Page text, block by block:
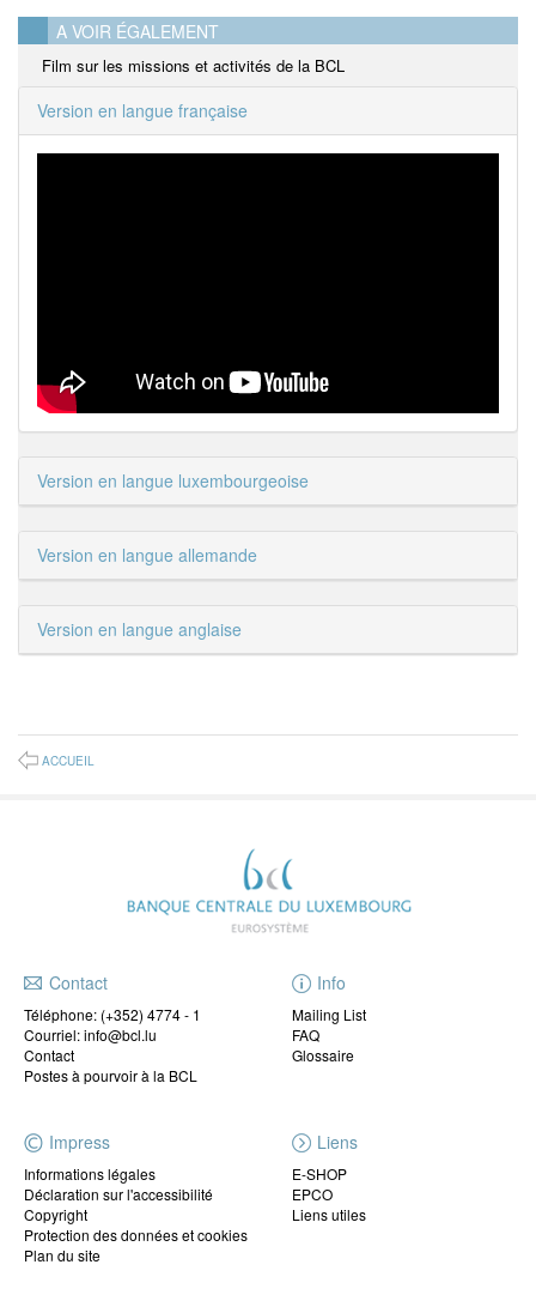
A VOIR ÉGALEMENT
Film sur les missions et activités de la BCL
Version en langue française
Version en langue luxembourgeoise
Version en langue allemande
Version en langue anglaise
ACCUEIL
Contact
Téléphone: (+352) 4774 - 1
Courriel: info@bcl.lu
Contact
Postes à pourvoir à la BCL
Info
Mailing List
FAQ
Glossaire
Impress
Informations légales
Déclaration sur l'accessibilité
Copyright
Protection des données et cookies
Plan du site
Liens
E-SHOP
EPCO
Liens utiles